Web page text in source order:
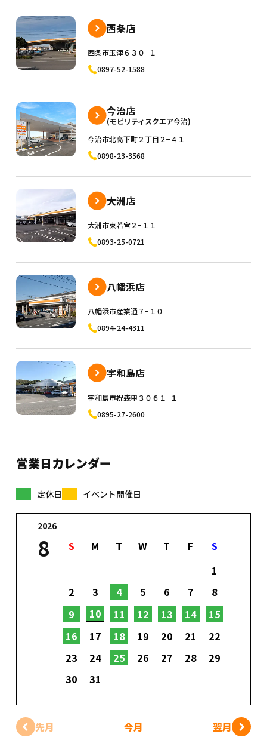
西条店
西条市玉津６３０−１
0897-52-1588
今治店
(モビリティスクエア今治)
今治市北高下町２丁目２−４１
0898-23-3568
大洲店
大洲市東若宮２−１１
0893-25-0721
八幡浜店
八幡浜市産業通７−１０
0894-24-4311
宇和島店
宇和島市祝森甲３０６１−１
0895-27-2600
営業日カレンダー
定休日 イベント開催日
2026
8 S M T W T F
S
1
2
3 4 5 6 7
8
9
10 11 12 13 14
15
16
17 18 19 20 21
22
23
24 25 26 27 28
29
30
31
先月 今月 翌月